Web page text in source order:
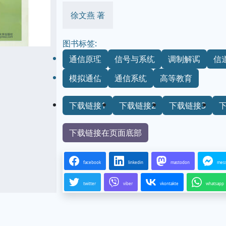
徐文燕 著
图书标签:
通信原理
信号与系统 调制解调
信
模拟通信
通信系统 高等教育
下载链接1 下载链接2 下载链接3
下载链接在页面底部
facebook linkedin mastodon
twitter viber vkontakte whatsapp